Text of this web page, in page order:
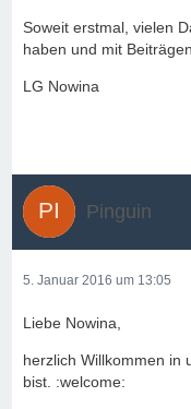
Soweit erstmal, vielen
haben und mit
LG Nowina
Pinguin
5. Januar 2016 um 13:05
Liebe Nowina,
herzlich Willkommen in
bist. :welcome: